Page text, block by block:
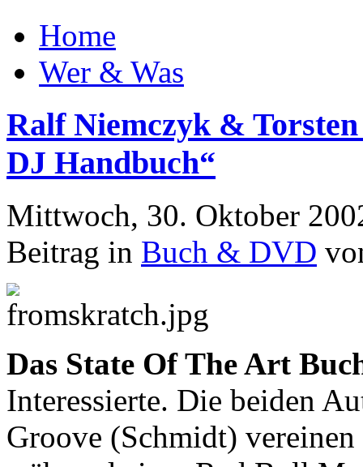
Home
Wer & Was
Ralf Niemczyk &
DJ Handbuch“
Mittwoch, 30. Oktober
Beitrag in Buch & DVD
Das State Of The Art
Interessierte. Die beiden
Groove (Schmidt)